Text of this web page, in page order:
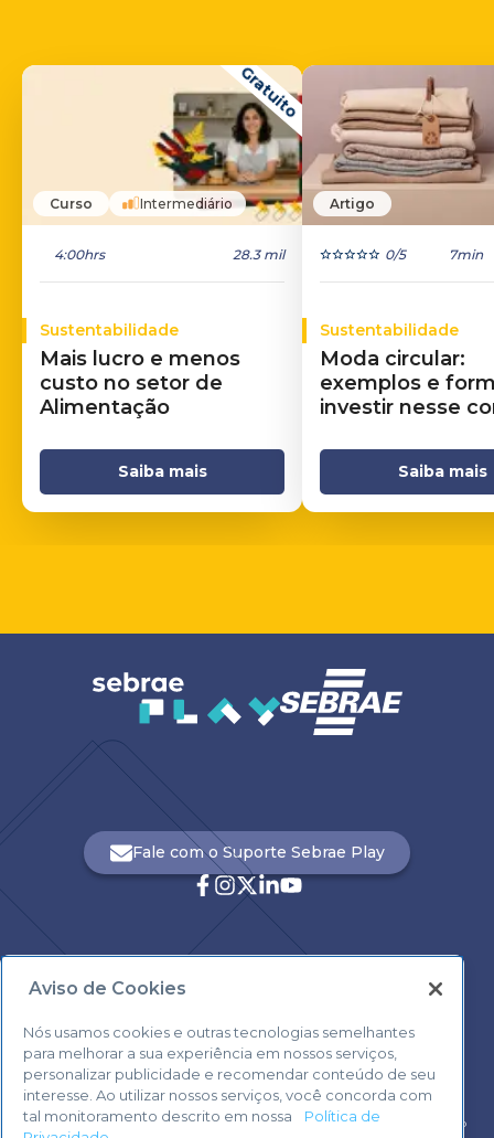
Gratuito
Curso Intermediário
4:00hrs 28.3 mil
Sustentabilidade
Mais lucro e menos
custo no setor de
Alimentação
Saiba mais
Artigo
0/5 7min
Sustentabilidade
Moda circular:
exemplos e
investir nesse
Saiba mais
0800 570 0800
Fale com o Suporte Sebrae Play
Voltar ao topo
Aviso de Cookies
Nós usamos cookies e outras tecnologias semelhantes
para melhorar a sua experiência em nossos serviços,
personalizar publicidade e recomendar conteúdo de seu
interesse. Ao utilizar nossos serviços, você concorda com
tal monitoramento descrito em nossa
Política de